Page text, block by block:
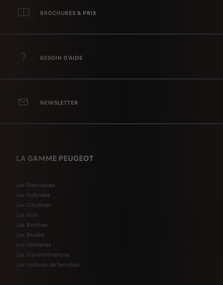
BROCHURES & PRIX
BESOIN D'AIDE
NEWSLETTER
LA GAMME PEUGEOT
Les Électriques
Les Hybrides
Les Citadines
Les SUV
Les Berlines
Les Breaks
Les Utilitaires
Les Transformations
Les Voitures de fonction